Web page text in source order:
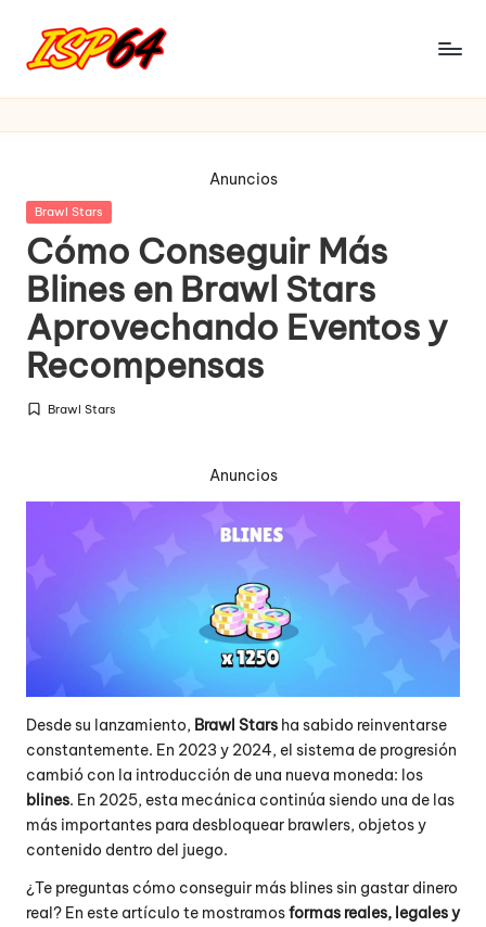
Saltar
contenido
I
S
6
4
Anuncios
Publicada
Brawl Stars
Cómo Conseguir Más
Blines en Brawl Stars
Aprovechando Eventos y
Recompensas
Publicada
Brawl Stars
Anuncios
Desde su lanzamiento, Brawl Stars ha sabido reinventarse
constantemente. En 2023 y 2024, el sistema de progresión
cambió con la introducción de una nueva moneda: los
blines. En 2025, esta mecánica continúa siendo una de las
más importantes para desbloquear brawlers, objetos y
contenido dentro del juego.
¿Te preguntas cómo conseguir más blines sin gastar dinero
real? En este artículo te mostramosformas reales, legales y